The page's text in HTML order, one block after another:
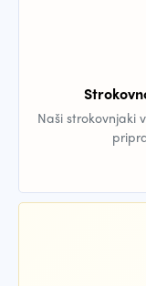
Naši strokovnjaki